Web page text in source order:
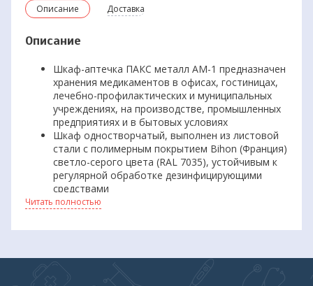
Описание Доставка
Описание
Шкаф-аптечка ПАКС металл АМ-1 предназначен
хранения медикаментов в офисах, гостиницах,
лечебно-профилактических и муниципальных
учреждениях, на производстве, промышленных
предприятиях и в бытовых условиях
Шкаф одностворчатый, выполнен из листовой
стали с полимерным покрытием Bihon (Франция)
светло-серого цвета (RAL 7035), устойчивым к
регулярной обработке дезинфицирующими
средствами
Оборудован врезным ключевым замком
В отделении расположены съёмные полки
Поставляется в собранном виде
Читать полностью